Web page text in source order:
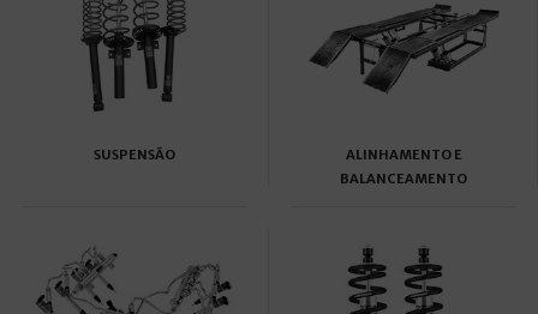
SUSPENSÃO
ALINHAMENTO E
BALANCEAMENTO